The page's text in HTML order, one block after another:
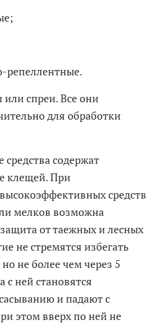
репеллентные.
спреи. Все они
для обработки
содержат
клещей. При
средств
мелков возможна
от таежных и лесных
не стремятся избегать
не более чем через 5
с ней становятся
и падают с
этом вверх по ней не